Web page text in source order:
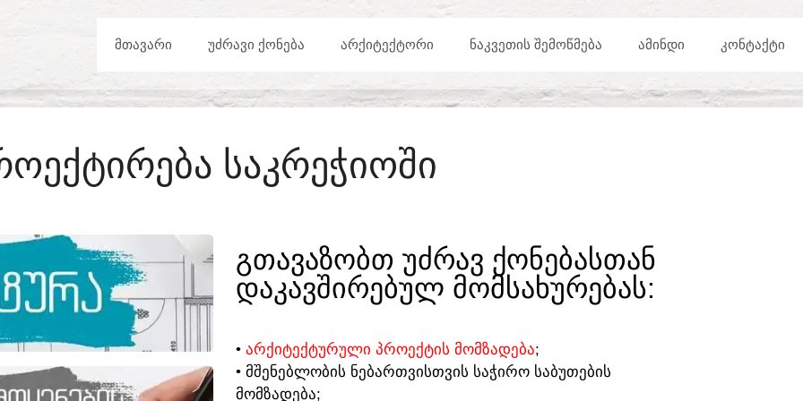
ᲛᲗᲐᲕᲐᲠᲘ ᲣᲫᲠᲐᲕᲘ ᲥᲝᲜᲔᲑᲐ ᲐᲠᲥᲘᲢᲔᲥᲢᲝᲠᲘ ᲜᲐᲙᲕᲔᲗᲘᲡ ᲨᲔᲛᲝᲬᲛᲔᲑᲐ ᲐᲛᲘᲜᲓᲘ ᲙᲝᲜᲢᲐᲥᲢᲘ
ᲡᲐᲙᲠᲔᲭᲘᲝᲨᲘ
ᲒᲗᲐᲕᲐᲖᲝᲑᲗ ᲣᲫᲠᲐᲕ ᲥᲝᲜᲔᲑᲐᲡᲗᲐᲜ
ᲓᲐᲙᲐᲕᲨᲘᲠᲔᲑᲣᲚ ᲛᲝᲛᲡᲐᲮᲣᲠᲔᲑᲐᲡ:​
• ᲐᲠᲥᲘᲢᲔᲥᲢᲣᲠᲣᲚᲘ ᲞᲠᲝᲔᲥᲢᲘᲡ ᲛᲝᲛᲖᲐᲓᲔᲑᲐ;
• ᲛᲨᲔᲜᲔᲑᲚᲝᲑᲘᲡ ᲜᲔᲑᲐᲠᲗᲕᲘᲡᲗᲕᲘᲡ ᲡᲐᲭᲘᲠᲝ ᲡᲐᲑᲣᲗᲔᲑᲘᲡ
ᲛᲝᲛᲖᲐᲓᲔᲑᲐ;